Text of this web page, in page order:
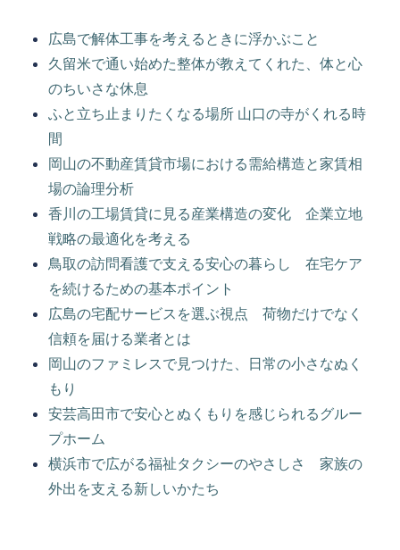
広島で解体工事を考えるときに浮かぶこと
久留米で通い始めた整体が教えてくれた、体と心
のちいさな休息
ふと立ち止まりたくなる場所 山口の寺がくれる時
間
岡山の不動産賃貸市場における需給構造と家賃相
場の論理分析
香川の工場賃貸に見る産業構造の変化 企業立地
戦略の最適化を考える
鳥取の訪問看護で支える安心の暮らし 在宅ケア
を続けるための基本ポイント
広島の宅配サービスを選ぶ視点 荷物だけでなく
信頼を届ける業者とは
岡山のファミレスで見つけた、日常の小さなぬく
もり
安芸高田市で安心とぬくもりを感じられるグルー
プホーム
横浜市で広がる福祉タクシーのやさしさ 家族の
外出を支える新しいかたち